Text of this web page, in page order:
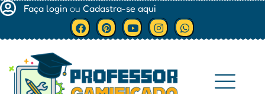
Faça login ou Cadastra-se aqui